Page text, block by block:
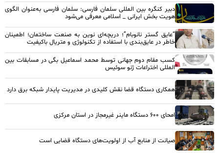
دبیر کنگره بین المللی سلمان فارسی: سلمان فارسی به‌عنوان الگوی
هویت بخش ایرانی _ اسلامی معرفی می‌شود
“عایق گستر نانوبام”؛ دریچه‌ای نوین به صنعت ساختمان؛ اطمینان
خاطر در عایق‌بندی با استفاده از تکنولوژی و متریال باکیفیت
کسب مقام دوم جهانی توسط محمد اسماعیل بگی در مسابقات بین
المللی اختراعات ژنو سوئیس
همکاری دستگاه قضا نقش کلیدی در مدیریت پایدار شبکه برق دارد
امحای ۶۰۰ دستگاه ماینر غیرمجاز در استان مرکزی
صیانت از منابع آب از اولویت‌های دستگاه قضایی است